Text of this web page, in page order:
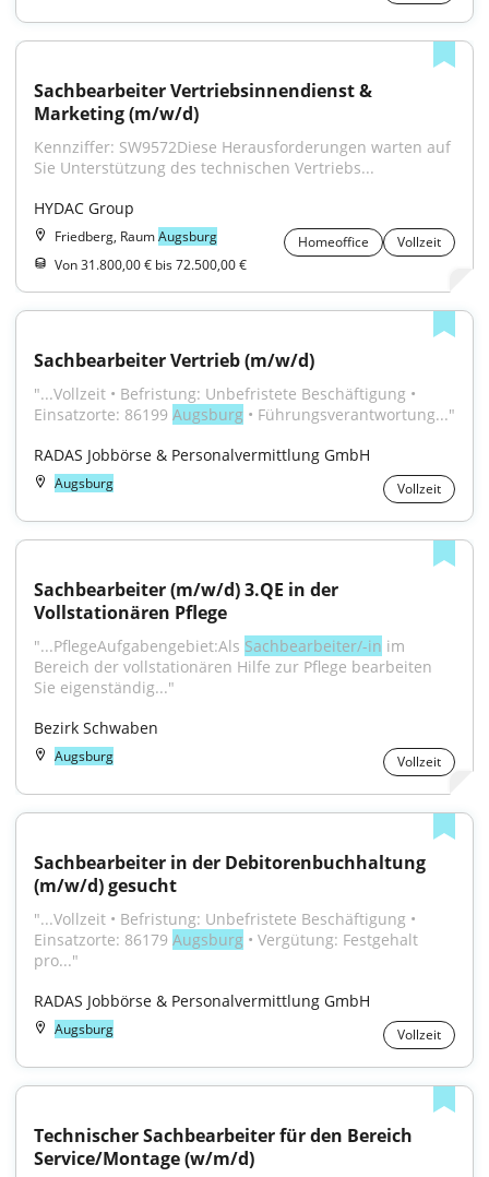
Sachbearbeiter Vertriebsinnendienst &
Marketing (m/w/d)
Kennziffer: SW9572Diese Herausforderungen warten auf
Sie Unterstützung des technischen Vertriebs...
HYDAC Group
Friedberg, RaumAugsburg Homeoffice
Vollzeit
Von 31.800,00 € bis 72.500,00 €
Sachbearbeiter Vertrieb (m/w/d)
"...Vollzeit • Befristung: Unbefristete Beschäftigung •
Einsatzorte: 86199 Augsburg • Führungsverantwortung..."
RADAS Jobbörse & Personalvermittlung GmbH
Augsburg Vollzeit
Sachbearbeiter (m/w/d) 3.QE in der
Vollstationären Pflege
"...PflegeAufgabengebiet:Als Sachbearbeiter/-in im
Bereich der vollstationären Hilfe zur Pflege bearbeiten
Sie eigenständig..."
Bezirk Schwaben
Augsburg Vollzeit
Sachbearbeiter in der Debitorenbuchhaltung
(m/w/d) gesucht
"...Vollzeit • Befristung: Unbefristete Beschäftigung •
Einsatzorte: 86179 Augsburg • Vergütung: Festgehalt
pro..."
RADAS Jobbörse & Personalvermittlung GmbH
Augsburg Vollzeit
Technischer Sachbearbeiter für den Bereich
Service/Montage (w/m/d)